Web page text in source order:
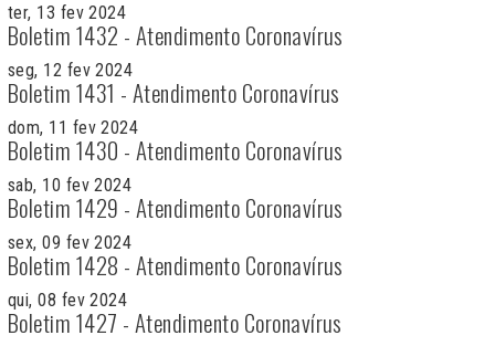
ter, 13 fev 2024
Boletim 1432 - Atendimento Coronavírus
seg, 12 fev 2024
Boletim 1431 - Atendimento Coronavírus
dom, 11 fev 2024
Boletim 1430 - Atendimento Coronavírus
sab, 10 fev 2024
Boletim 1429 - Atendimento Coronavírus
sex, 09 fev 2024
Boletim 1428 - Atendimento Coronavírus
qui, 08 fev 2024
Boletim 1427 - Atendimento Coronavírus